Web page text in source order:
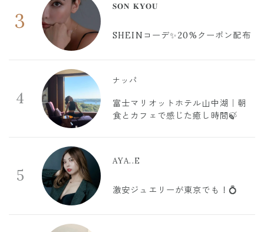
3
𝐒𝐎𝐍 𝐊𝐘𝐎𝐔
SHEINコーデ✨20%クーポン配布
4
ナッパ
富士マリオットホテル山中湖｜朝
食とカフェで感じた癒し時間🍃
5
AYA..E
激安ジュエリーが東京でも！💍